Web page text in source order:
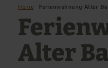
Home Ferienwohnung Alter
Alter